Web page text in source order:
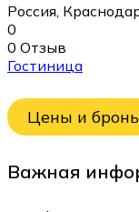
Россия,
0
0 Отзыв
Гостиница
Цены и бронь
Важная